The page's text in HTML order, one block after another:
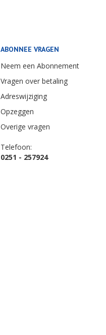
ABONNEE VRAGEN
Neem een Abonnement
Vragen over betaling
Adreswijziging
Opzeggen
Overige vragen
Telefoon:
0251 - 257924